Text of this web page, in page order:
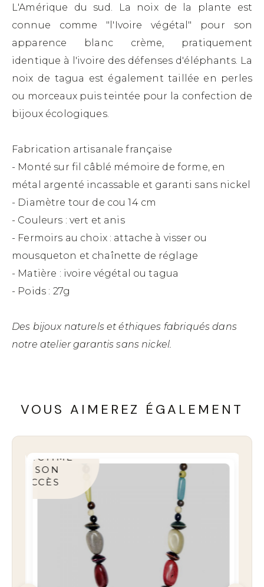
L'Amérique du sud. La noix de la plante est
connue comme "l'Ivoire végétal" pour son
apparence blanc crème, pratiquement
identique à l'ivoire des défenses d'éléphants. La
noix de tagua est également taillée en perles
ou morceaux puis teintée pour la confection de
bijoux écologiques.
Fabrication artisanale française
- Monté sur fil câblé mémoire de forme, en
métal argenté incassable et garanti sans nickel
- Diamètre tour de cou 14 cm
- Couleurs : vert et anis
- Fermoirs au choix : attache à visser ou
mousqueton et chaînette de réglage
- Matière : ivoire végétal ou tagua
- Poids : 27g
Des bijoux naturels et éthiques fabriqués dans
notre atelier garantis sans nickel.
VOUS AIMEREZ ÉGALEMENT